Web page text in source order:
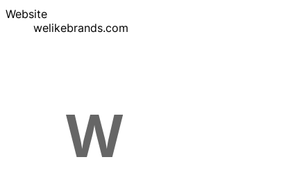
Website
welikebrands.com